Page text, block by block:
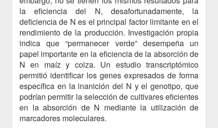
la eficiencia del N, desafortunadamente, la
deficiencia de N es el principal factor limitante en el
rendimiento de la producción. Investigación propia
indica que “permanecer verde” desempeña un
papel importante en la eficiencia de la absorción de
N en maíz y colza. Un estudio transcriptómico
permitió identificar los genes expresados de forma
específica en la inanición del N y el genotipo, que
podrían permitir la selección de cultivares eficientes
en la absorción de N mediante la utilización de
marcadores moleculares.